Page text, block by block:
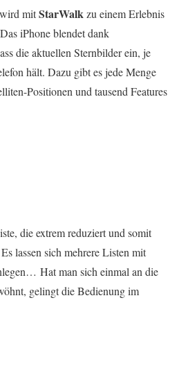
mitStarWalk zu einem Erlebnis
iPhone blendet dank
die aktuellen Sternbilder ein, je
hält. Dazu gibt es jede Menge
Positionen und tausend Features
die extrem reduziert und somit
lassen sich mehrere Listen mit
Hat man sich einmal an die
gelingt die Bedienung im